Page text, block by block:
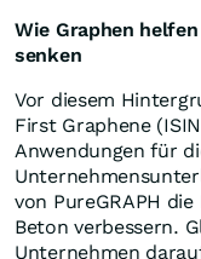
Wie Graphen
senken
Vor diesem
First Graphene
Anwendungen für
von PureGRAPH
Beton verbessern.
Unternehmen